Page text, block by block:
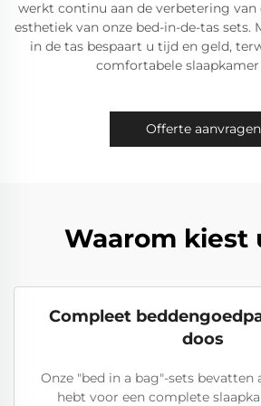
werkt continu aan de verbetering
esthetiek van onze bed-in-de-tas sets.
in de tas bespaart u tijd en geld,
comfortabele slaapkamer
Offerte aanvragen
Waarom kiest
Compleet
doos
Onze "bed in a bag"-sets bevatten
hebt voor een complete